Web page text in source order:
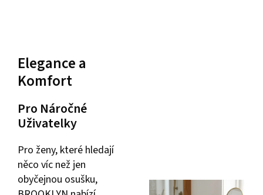
Elegance a
Komfort
Pro Náročné
Uživatelky
Pro ženy, které hledají
něco víc než jen
obyčejnou osušku,